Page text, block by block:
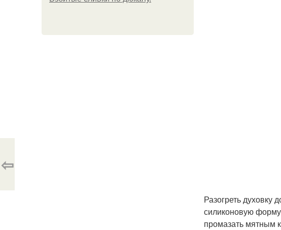
Разогреть духовку
силиконовую
промазать мятным
⇦